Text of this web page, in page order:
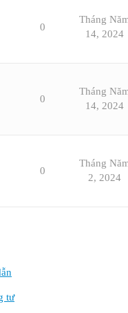
0
Tháng
14, 2024
0
Tháng
14, 2024
0
Tháng
2, 2024
tư